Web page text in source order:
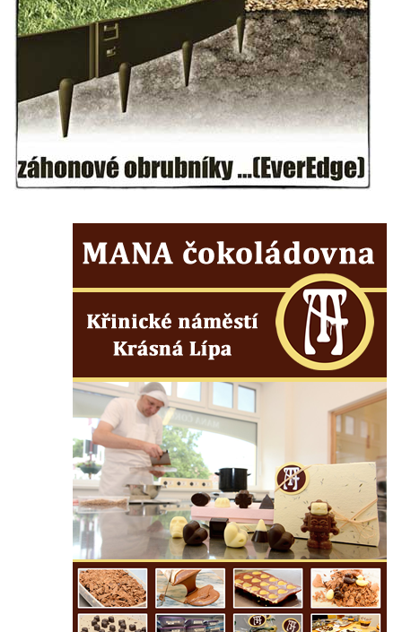
Pamětní deska Francisca Ferrera Guarida
ve Ferrerově ulici v Duchcově
Pamětní deska Casanovy na kapli svaté
Barbory v sadech Rudé armády v
Duchcově
Pamětní deska na domě čp. 371 v
Pivovarské ulici ve Šluknově
Pamětní deska Eduarda Schrötera na
rozhledny Háj u Aše
Pamětní deska Josefa II. na Císařském
Pamětní deska Františka Schwarze na
domě čp. 42 v Perštýnské ulici v
Pardubicích
Pamětní deska Karla Kryla na ulici 1. máje v
Olomouci
Pamětní deska Věnceslava Metelky na
budově banky v Palackého ulici v Náchodě
Pamětní deska Josefa Regnera-
Havlovického na bývalém děkanství v ulici
Regnerovy sady v Náchodě
Pamětní deska Josefa Kajetána Tyla na
náměstí Jiřího z Poděbrad v Hořicích